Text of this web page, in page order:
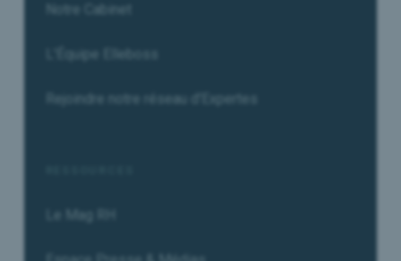
Notre Cabinet
L'Équipe Elleboss
Rejoindre notre réseau d'Expertes
Le Mag RH